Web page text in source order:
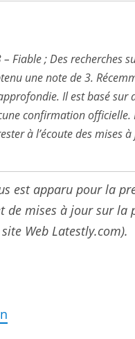
– Fiable ; Des recherches
une note de 3.
Il est basé sur
confirmation
à l’écoute des mises
est apparu pour la
de mises à jour sur
Web Latestly.com).